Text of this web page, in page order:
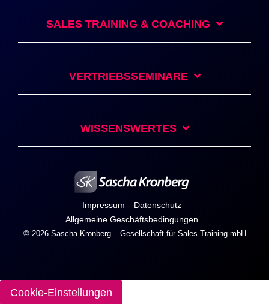
SALES TRAINING & COACHING
VERTRIEBSSEMINARE
WISSENSWERTES
Impressum
Datenschutz
Allgemeine Geschäftsbedingungen
© 2026 Sascha Kronberg – Gesellschaft für Sales Training mbH
Cookie-Einstellungen